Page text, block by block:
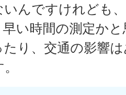
んですけれども
い時間の測定か
り、交通の影響